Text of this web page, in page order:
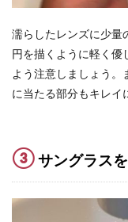
濡らしたレンズに少量
円を描くように軽く優
よう注意しましょう
に当たる部分もキレイ
③サングラス